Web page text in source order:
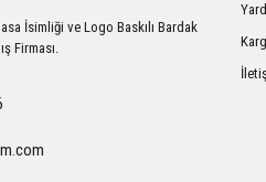
İsimliği ve Logo Baskılı Bardak
Firması.